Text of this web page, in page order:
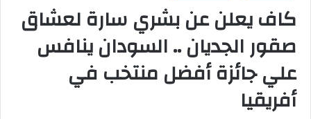
كاف يعلن عن بشري سارة لعشاق
صقور الجديان .. السودان ينافس
علي جائزة أفضل منتخب في
أفريقيا